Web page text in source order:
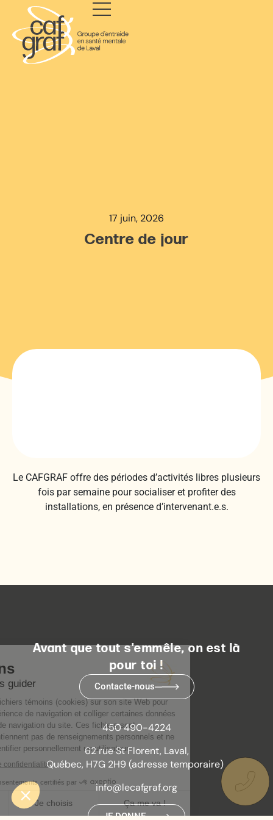
17 juin, 2026
Centre de jour
Le CAFGRAF offre des périodes d’activités libres plusieurs
fois par semaine pour socialiser et profiter des
installations, en présence d’intervenant.e.s.
Avant que tout s'emmêle, on est là
pour toi !
Contacte-nous
450 490-4224
62 rue St Florent, Laval,
Québec, H7G 2H9 (adresse temporaire)
info@lecafgraf.org
JE DONNE